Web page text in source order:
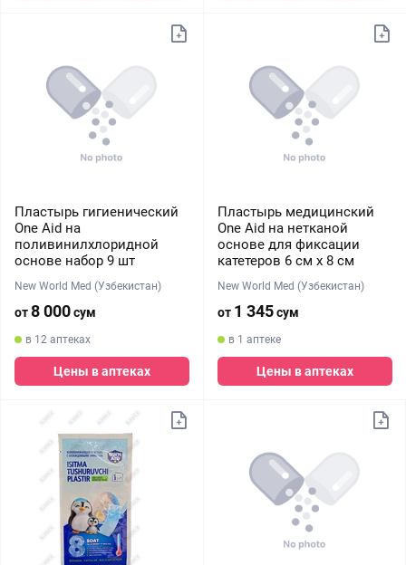
Пластырь гигиенический
One Aid на
поливинилхлоридной
основе набор 9 шт
New World Med (Узбекистан)
от8 000сум
в 12 аптеках
Цены в аптеках
Пластырь медицинский
One Aid на нетканой
основе для фиксации
катетеров 6 см х 8 см
New World Med (Узбекистан)
от 1 345сум
в 1 аптеке
Цены в аптеках